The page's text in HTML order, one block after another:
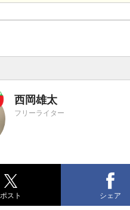
西岡雄太
フリーライター
ポスト シェア